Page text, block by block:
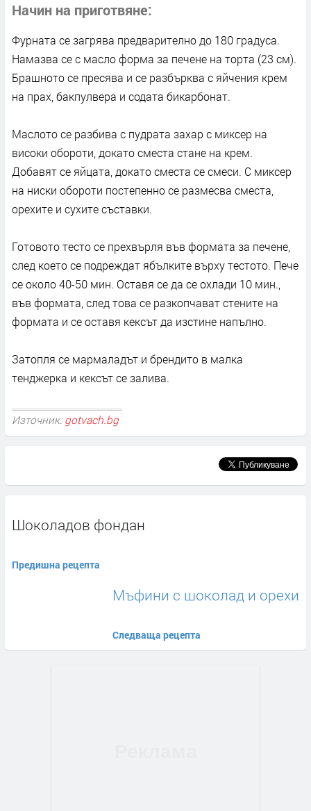
Начин на приготвяне
Фурната се загрява предварително до 180 градуса.
Намазва се с масло форма за печене на торта (23 см).
Брашното се пресява и се разбърква с яйчения крем
на прах, бакпулвера и содата бикарбонат.
Маслото се разбива с пудрата захар с миксер на
високи обороти, докато сместа стане на крем.
Добавят се яйцата, докато сместа се смеси. С миксер
на ниски обороти постепенно се размесва сместа,
орехите и сухите съставки.
Готовото тесто се прехвърля във формата за печене,
след което се подреждат ябълките върху тестото. Пече
се около 40-50 мин. Оставя се да се охлади 10 мин.,
във формата, след това се разкопчават стените на
формата и се оставя кексът да изстине напълно.
Затопля се мармаладът и брендито в малка
тенджерка и кексът се залива.
Източник: gotvach.bg
Шоколадов фондан
Предишна рецепта
Мъфини с шоколад и орехи
Следваща рецепта